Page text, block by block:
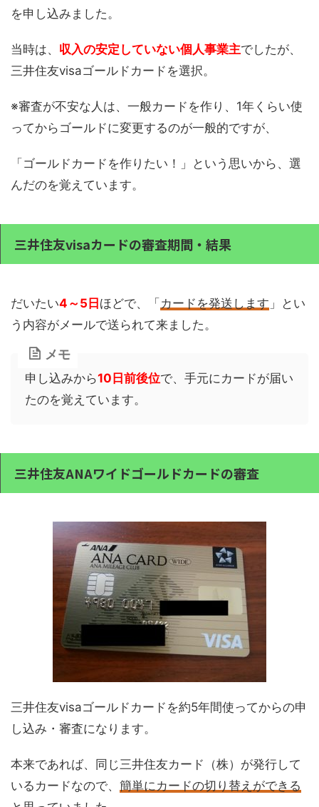
を申し込みました。
当時は、 収入の安定していない個人事業主でしたが、
三井住友visaゴールドカードを選択。
※審査が不安な人は、一般カードを作り、1年くらい使
ってからゴールドに変更するのが一般的ですが、
「ゴールドカードを作りたい！」という思いから、選
んだのを覚えています。
三井住友visaカードの審査期間・結果
だいたい4～5日 ほどで、「 カードを発送します 」とい
う内容がメールで送られて来ました。
メモ
申し込みから10日前後位で、手元にカードが届い
たのを覚えています。
三井住友ANAワイドゴールドカードの審査
三井住友visaゴールドカードを約5年間使ってからの申
し込み・審査になります。
本来であれば、同じ三井住友カード（株）が発行して
いるカードなので、 簡単にカードの切り替えができる